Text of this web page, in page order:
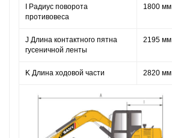
I Радиус поворота
противовеса
1800 мм
J Длина контактного пятна
гусеничной ленты
2195 мм
K Длина ходовой части 2820 мм